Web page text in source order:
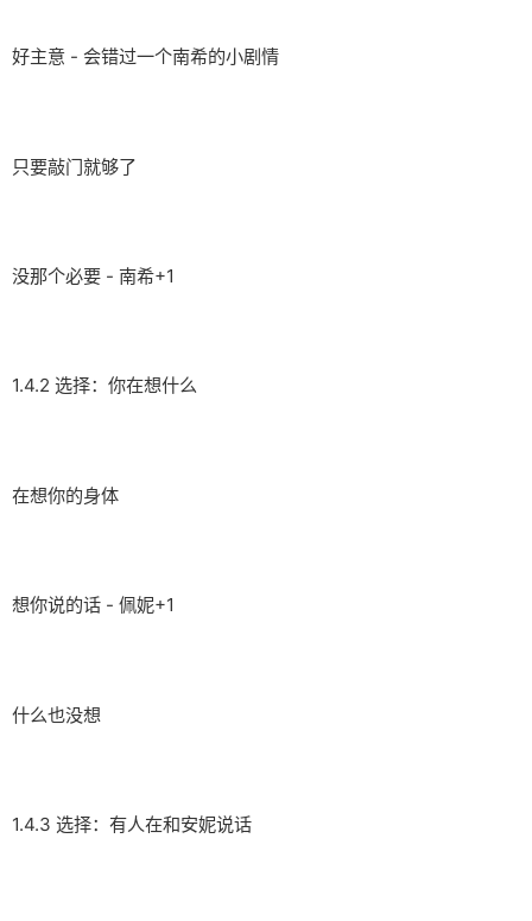
好主意 - 会错过一个南希的小剧情
只要敲门就够了
没那个必要 - 南希+1
1.4.2 选择：你在想什么
在想你的身体
想你说的话 - 佩妮+1
什么也没想
1.4.3 选择：有人在和安妮说话